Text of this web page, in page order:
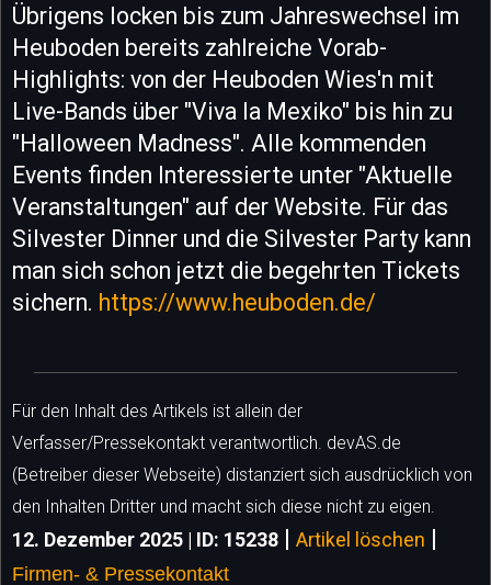
Übrigens locken bis zum Jahreswechsel im
Heuboden bereits zahlreiche Vorab-
Highlights: von der Heuboden Wies'n mit
Live-Bands über "Viva la Mexiko" bis hin zu
"Halloween Madness". Alle kommenden
Events finden Interessierte unter "Aktuelle
Veranstaltungen" auf der Website. Für das
Silvester Dinner und die Silvester Party kann
man sich schon jetzt die begehrten Tickets
sichern. https://www.heuboden.de/
Für den Inhalt des Artikels ist allein der
Verfasser/Pressekontakt verantwortlich. devAS.de
(Betreiber dieser Webseite) distanziert sich ausdrücklich von
den Inhalten Dritter und macht sich diese nicht zu eigen.
12. Dezember 2025 | ID: 15238 | Artikel löschen |
Firmen- & Pressekontakt